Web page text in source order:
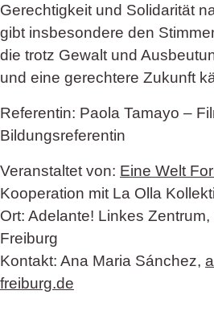
Gerechtigkeit und Solidarität
gibt insbesondere den
die trotz Gewalt und
und eine gerechtere Zukunft
Referentin: Paola Tamayo –
Bildungsreferentin
Veranstaltet von: Eine Welt
Kooperation mit La Olla
Ort: Adelante! Linkes
Freiburg
Kontakt: Ana Maria Sánchez,
freiburg.de